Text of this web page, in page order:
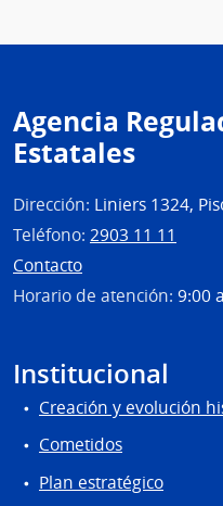
Agencia
Estatales
Dirección: Liniers 1324,
Teléfono: 2903 11 11
Contacto
Horario de atención: 9:00
Institucional
Creación y evolución
Cometidos
Plan estratégico